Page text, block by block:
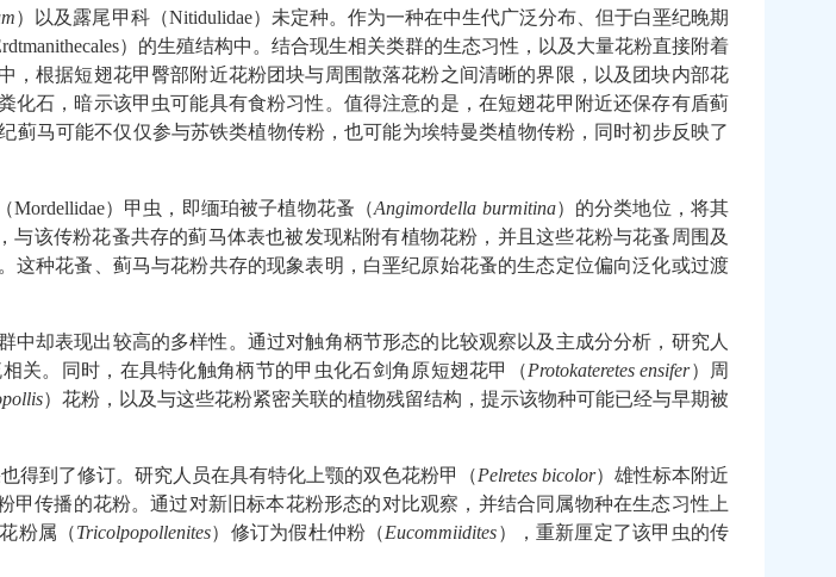
）以及露尾甲科（Nitidulidae）未定种。作为一种在中生代广泛分布、但于白垩纪晚期
）的生殖结构中。结合现生相关类群的生态习性，以及大量花粉直接附着
根据短翅花甲臀部附近花粉团块与周围散落花粉之间清晰的界限，以及团块内部花
石，暗示该甲虫可能具有食粉习性。值得注意的是，在短翅花甲附近还保存有盾蓟
蓟马可能不仅仅参与苏铁类植物传粉，也可能为埃特曼类植物传粉，同时初步反映了
Mordellidae）甲虫，即缅珀被子植物花蚤（Angimordella burmitina）的分类地位，将其
与该传粉花蚤共存的蓟马体表也被发现粘附有植物花粉，并且这些花粉与花蚤周围及
种花蚤、蓟马与花粉共存的现象表明，白垩纪原始花蚤的生态定位偏向泛化或过渡
却表现出较高的多样性。通过对触角柄节形态的比较观察以及主成分分析，研究人
关。同时，在具特化触角柄节的甲虫化石剑角原短翅花甲（Protokateretes ensifer）周
）花粉，以及与这些花粉紧密关联的植物残留结构，提示该物种可能已经与早期被
得到了修订。研究人员在具有特化上颚的双色花粉甲（Pelretes bicolor）雄性标本附近
甲传播的花粉。通过对新旧标本花粉形态的对比观察，并结合同属物种在生态习性上
粉属（Tricolpopollenites）修订为假杜仲粉（Eucommiidites），重新厘定了该甲虫的传